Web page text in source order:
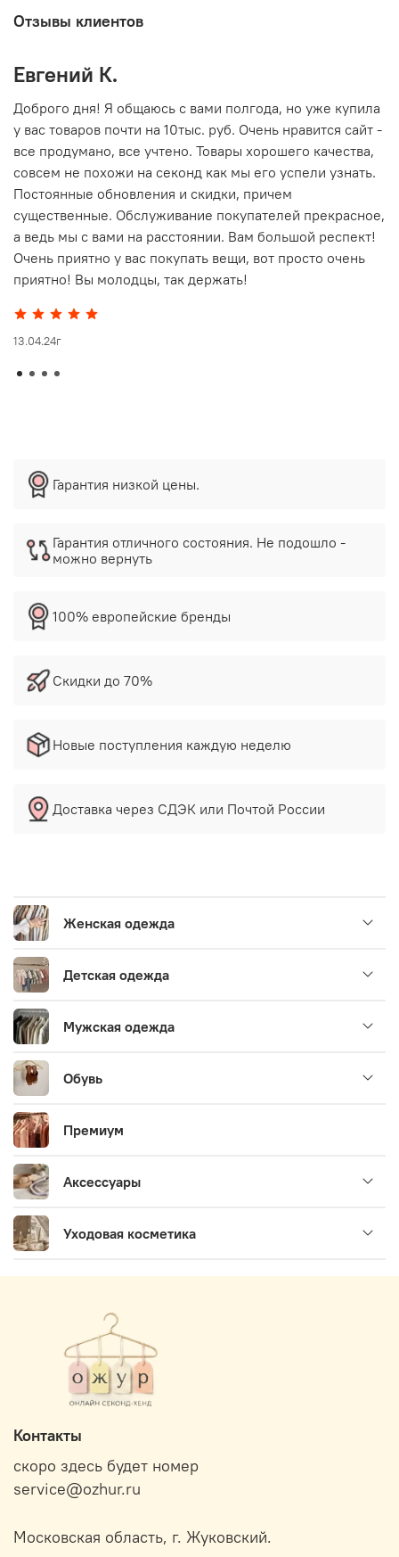
Отзывы клиентов
Евгений К.
Доброго дня! Я общаюсь с вами полгода, но уже купила
у вас товаров почти на 10тыс. руб. Очень нравится сайт -
все продумано, все учтено. Товары хорошего качества,
совсем не похожи на секонд как мы его успели узнать.
Постоянные обновления и скидки, причем
существенные. Обслуживание покупателей прекрасное,
а ведь мы с вами на расстоянии. Вам большой респект!
Очень приятно у вас покупать вещи, вот просто очень
приятно! Вы молодцы, так держать!
13.04.24г
Гарантия низкой цены.
Гарантия отличного состояния. Не подошло -
можно вернуть
100% европейские бренды
Скидки до 70%
Новые поступления каждую неделю
Доставка через СДЭК или Почтой России
Женская одежда
Детская одежда
Мужская одежда
Обувь
Премиум
Аксессуары
Уходовая косметика
Контакты
скоро здесь будет номер
service@ozhur.ru
Московская область, г. Жуковский.